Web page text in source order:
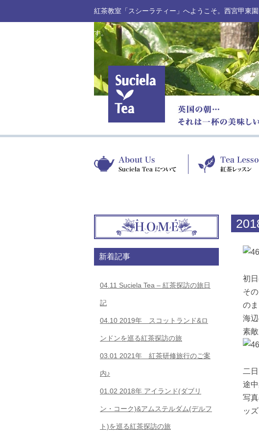
紅茶教室「スシーラティー」へようこそ。西宮甲東
す。
初
そ
の
海
素
二
途
写
ッ
新着記事
04.11 Suciela Tea – 紅茶探訪の旅日
記
04.10 2019年 スコットランド&ロ
ンドンを巡る紅茶探訪の旅
03.01 2021年 紅茶研修旅行のご案
内♪
01.02 2018年 アイランド(ダブリ
ン・コーク)&アムステルダム(デルフ
ト)を巡る紅茶探訪の旅